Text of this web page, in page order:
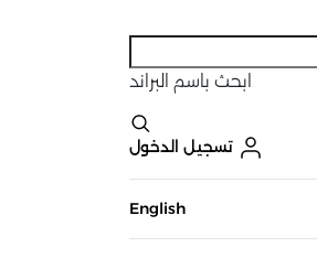
ابحث باسم البراند
تسجيل الدخول
English